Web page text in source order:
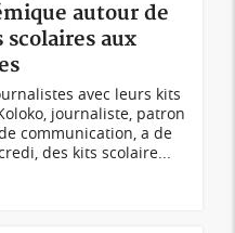
autour de
aux
avec leurs kits
journaliste, patron
communication, a de
des kits scolaire...